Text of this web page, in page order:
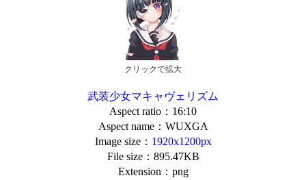
クリックで拡大
武装少女マキャヴェリズム
Aspect ratio：16:10
Aspect name：WUXGA
Image size： 1920x1200px
File size：895.47KB
Extension：png